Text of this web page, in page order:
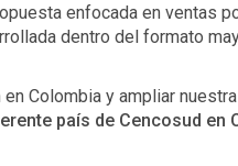
enfocada en ventas
dentro del formato
Colombia y ampliar
país de Cencosud en